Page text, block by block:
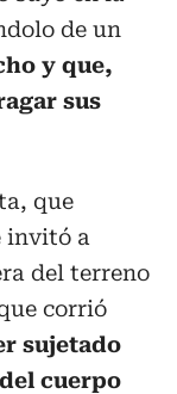
de un
y que,
sus
que
invitó a
del terreno
corrió
sujetado
cuerpo